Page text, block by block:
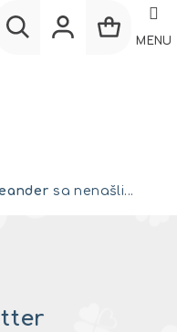
MENU
sa nenašli...